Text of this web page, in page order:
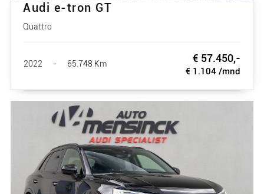
Audi e-tron GT
Quattro
2022 - 65.748 Km € 57.450,-
€ 1.104 /mnd